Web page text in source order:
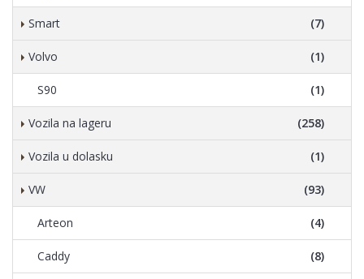
Smart (7)
Volvo (1)
S90 (1)
Vozila na lageru (258)
Vozila u dolasku (1)
VW (93)
Arteon (4)
Caddy (8)